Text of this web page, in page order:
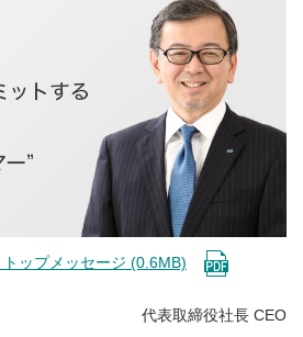
ップメッセージ (0.6MB)
代表取締役社長 CEO